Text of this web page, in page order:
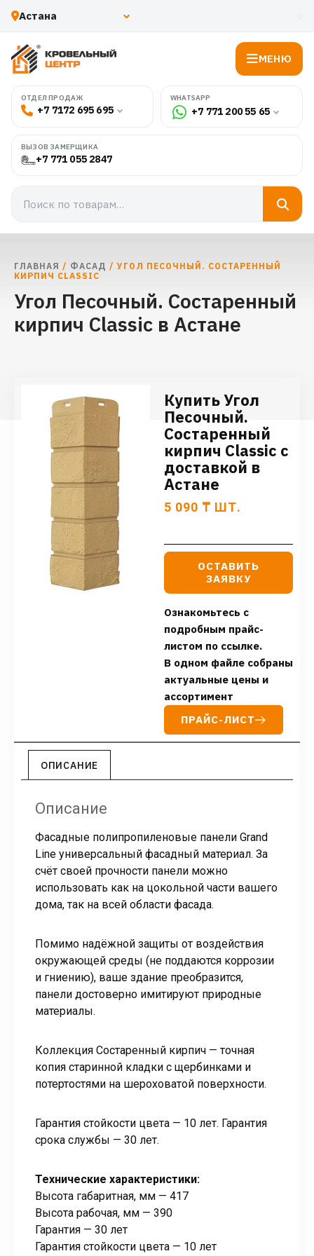
МЕНЮ
ОТДЕЛ ПРОДАЖ
+7 7172 695 695
WHATSAPP
+7 771 200 55 65
ВЫЗОВ ЗАМЕРЩИКА
+7 771 055 2847
ГЛАВНАЯ / ФАСАД / УГОЛ ПЕСОЧНЫЙ. СОСТАРЕННЫЙ
КИРПИЧ CLASSIC
Угол Песочный. Состаренный
кирпич Classic в Астане
Купить Угол
Песочный.
Состаренный
кирпич Classic с
доставкой в
Астане
5 090 ₸ ШТ.
ОСТАВИТЬ
ЗАЯВКУ
Ознакомьтесь с
подробным прайс-
листом по ссылке.
В одном файле собраны
актуальные цены и
ассортимент
ПРАЙС-ЛИСТ
ОПИСАНИЕ
Описание
Фасадные полипропиленовые панели Grand
Line универсальный фасадный материал. За
счёт своей прочности панели можно
использовать как на цокольной части вашего
дома, так на всей области фасада.
Помимо надёжной защиты от воздействия
окружающей среды (не поддаются коррозии
и гниению), ваше здание преобразится,
панели достоверно имитируют природные
материалы.
Коллекция Состаренный кирпич — точная
копия старинной кладки с щербинками и
потертостями на шероховатой поверхности.
Гарантия стойкости цвета — 10 лет. Гарантия
срока службы — 30 лет.
Технические характеристики:
Высота габаритная, мм — 417
Высота рабочая, мм — 390
Гарантия — 30 лет
Гарантия стойкости цвета — 10 лет